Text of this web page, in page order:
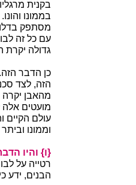
בקנית
בממונו
מסתפק
עם כל זה
גדולה יקרת
כן הדבר
הזה, לצד
מהאבן יקרה
מועטים אלה
עולם הקיים
וממונו
{ו} והיו
רטייה על
הבנים, ידע